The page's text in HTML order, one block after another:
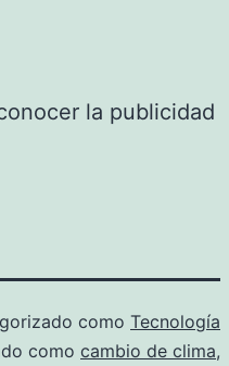
la publicidad
como Tecnología
como cambio de clima,